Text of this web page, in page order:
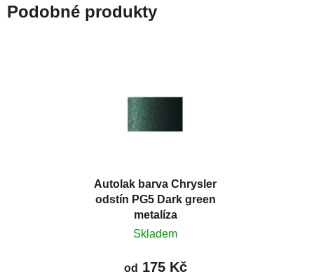
Podobné produkty
Autolak barva Chrysler
odstín PG5 Dark green
metalíza
Skladem
od 175 Kč